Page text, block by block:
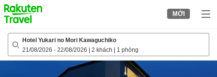
to
top
page
MỚI
Hotel Yukari no Mori Kawaguchiko
21/08/2026 - 22/08/2026 2 khách 1 phòng